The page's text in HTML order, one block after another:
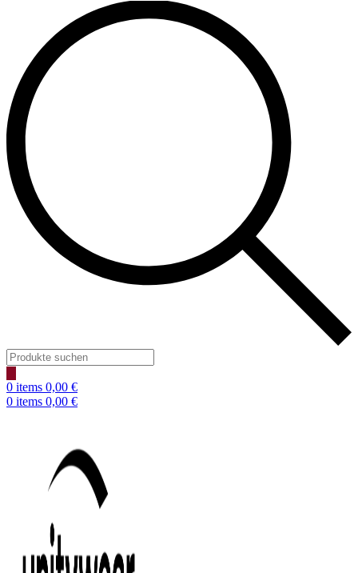
Products
search
0 items 0,00 €
0 items 0,00 €